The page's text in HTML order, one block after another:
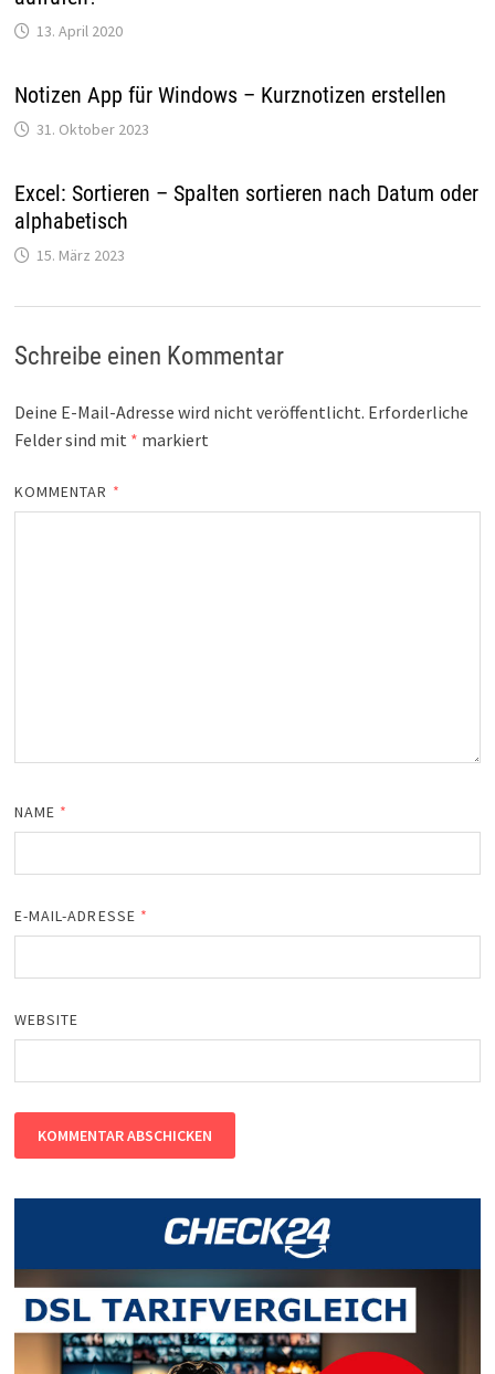
13. April 2020
Notizen App für Windows – Kurznotizen erstellen
31. Oktober 2023
Excel: Sortieren – Spalten sortieren nach Datum oder
alphabetisch
15. März 2023
Schreibe einen Kommentar
Deine E-Mail-Adresse wird nicht veröffentlicht. Erforderliche
Felder sind mit * markiert
KOMMENTAR *
NAME *
E-MAIL-ADRESSE *
WEBSITE